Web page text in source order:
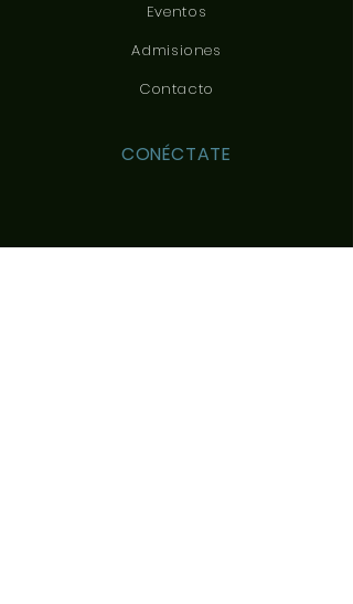
Eventos
Admisiones
Contacto
CONÉCTATE